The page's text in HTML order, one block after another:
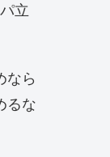
立
なら
るな